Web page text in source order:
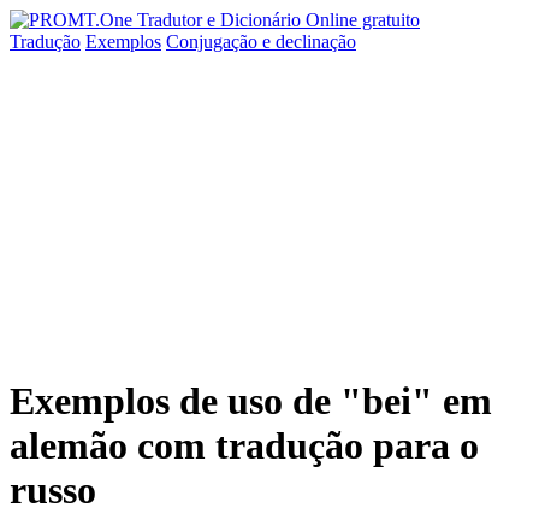
Tradução Exemplos Conjugação e declinação
Exemplos de uso de "bei" em
alemão com tradução para o
russo